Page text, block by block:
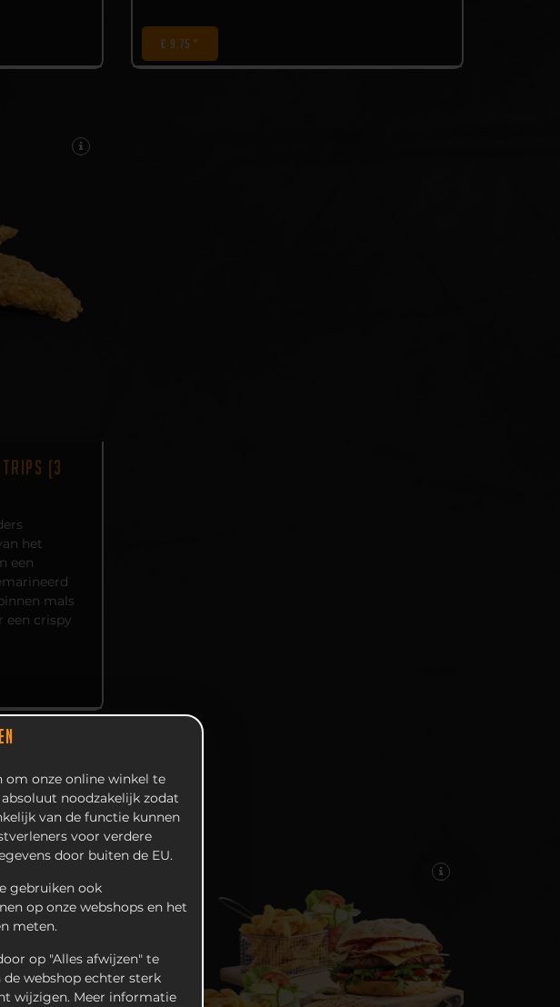
om onze online winkel te
noodzakelijk zodat
van de functie kunnen
voor verdere
door buiten de EU.
gebruiken ook
op onze webshops en het
meten.
op "Alles afwijzen" te
webshop echter sterk
wijzigen. Meer informatie
€ 9,75 *
(3
het
een
mals
een crispy